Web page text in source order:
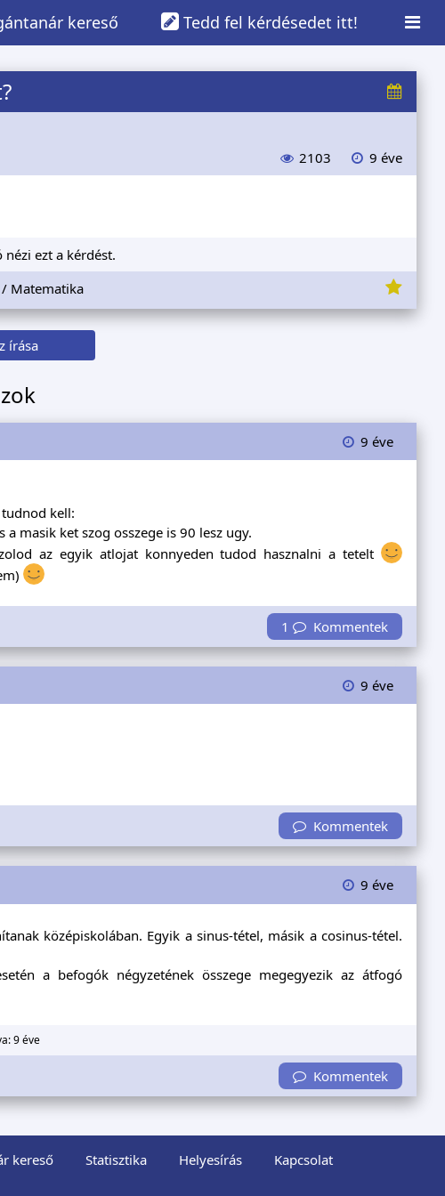
Tedd fel kérdésedet itt!
kereső
2103 9 éve
nézi ezt a kérdést.
Matematika
írása
9 éve
kell:
masik ket szog osszege is 90 lesz ugy.
az egyik atlojat konnyeden tudod hasznalni a tetelt
1 Kommentek
9 éve
Kommentek
9 éve
középiskolában. Egyik a sinus-tétel, másik a cosinus-tétel.
a befogók négyzetének összege megegyezik az átfogó
9 éve
Kommentek
kereső Statisztika Helyesírás Kapcsolat